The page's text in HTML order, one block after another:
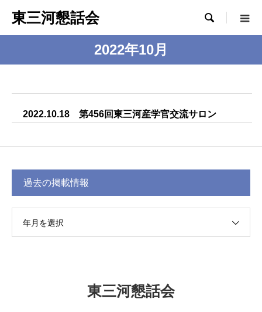
東三河懇話会 
2022年10月
2022.10.18 第456回東三河産学官交流サロン
過去の掲載情報
年月を選択
東三河懇話会